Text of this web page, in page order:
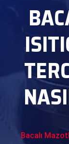
Bacalı